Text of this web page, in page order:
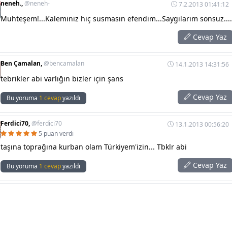
neneh.,@neneh- 7.2.2013 01:41:12
Muhteşem!...Kaleminiz hiç susmasın efendim...Saygılarım sonsuz....
Cevap Yaz
Ben Çamalan,@bencamalan 14.1.2013 14:31:56
tebrikler abi varlığın bizler için şans
Bu yoruma 1 cevapyazıldı Cevap Yaz
Ferdici70,@ferdici70
13.1.2013 00:56:20
5 puan verdi
taşına toprağına kurban olam Türkiyem'izin... Tbklr abi
Bu yoruma 1 cevapyazıldı Cevap Yaz